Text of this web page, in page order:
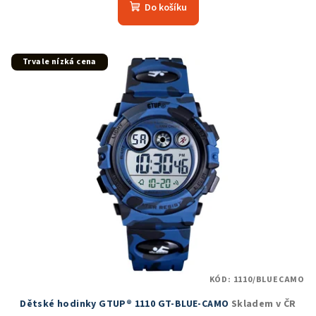
produktu
5
hvězdiček.
Do košíku
Trvale nízká cena
Dětské hodinky GTUP® 1110 GT-BLUE-CAMO Skladem v ČR
KÓD: 1110/BLUECAMO